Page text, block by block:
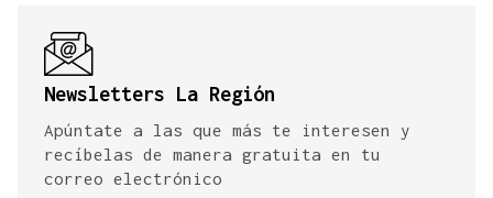
Newsletters La Región
Apúntate a las que más te interesen y
recíbelas de manera gratuita en tu
correo electrónico